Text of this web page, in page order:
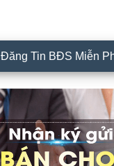
Đăng Tin BĐS Miễn